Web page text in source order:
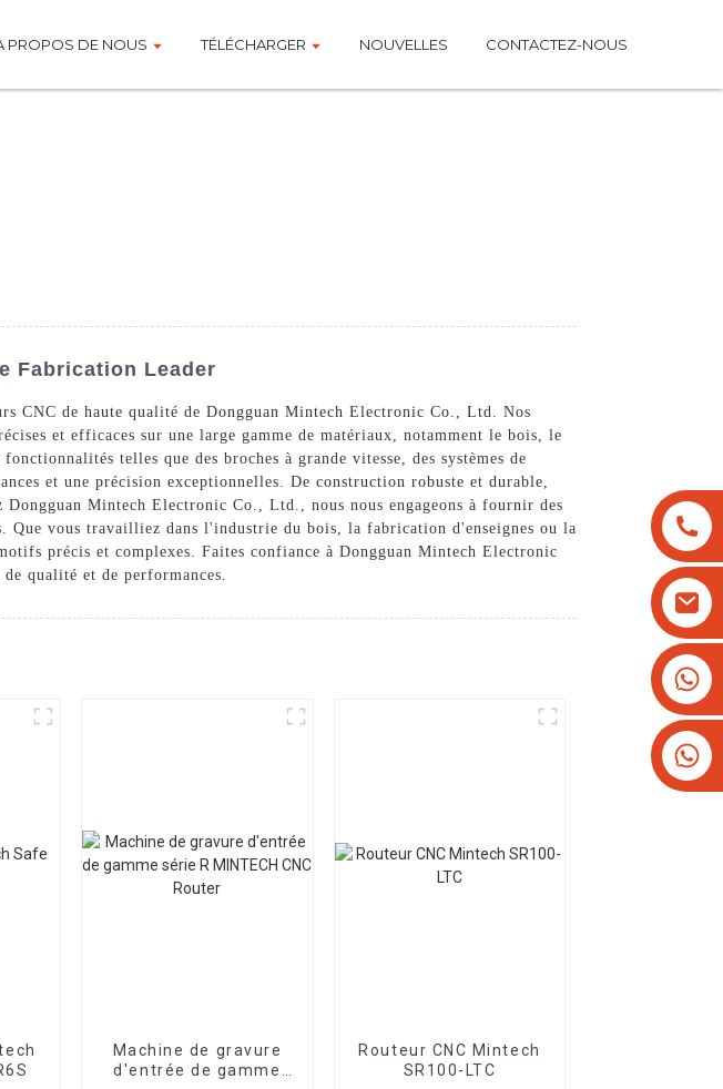
PROPOS DE NOUS TÉLÉCHARGER NOUVELLES CONTACTEZ-NOUS
Fabrication Leader
CNC de haute qualité de Dongguan Mintech Electronic Co., Ltd. Nos
et efficaces sur une large gamme de matériaux, notamment le bois, le
telles que des broches à grande vitesse, des systèmes de
et une précision exceptionnelles. De construction robuste et durable,
Mintech Electronic Co., Ltd., nous nous engageons à fournir des
Que vous travailliez dans l'industrie du bois, la fabrication d'enseignes ou la
précis et complexes. Faites confiance à Dongguan Mintech Electronic
qualité et de performances.
Machine de gravure
d'entrée de gamme
Routeur CNC Mintech
SR100-LTC